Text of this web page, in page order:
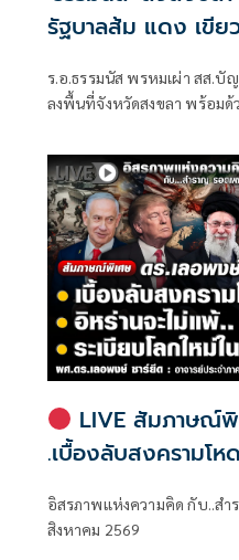
รัฐบาลส้ม แดง เขีย
ร.อ.ธรรมนัส พรหมเผ่า สส.
ลงพื้นที่จังหวัดสงขลา พร้อมด้
ณ ที่ทำการนายเดชอิศม์ โดย
ทำงานและขับเคลื่อนนโยบาย
จังหวัดพัทลุง
LIVE สัมภาษณ์
.เบื้องลับสงครามโห
อิสรภาพแห่งความ
อิสรภาพแห่งความคิด กับ..สำ
สิงหาคม 2569